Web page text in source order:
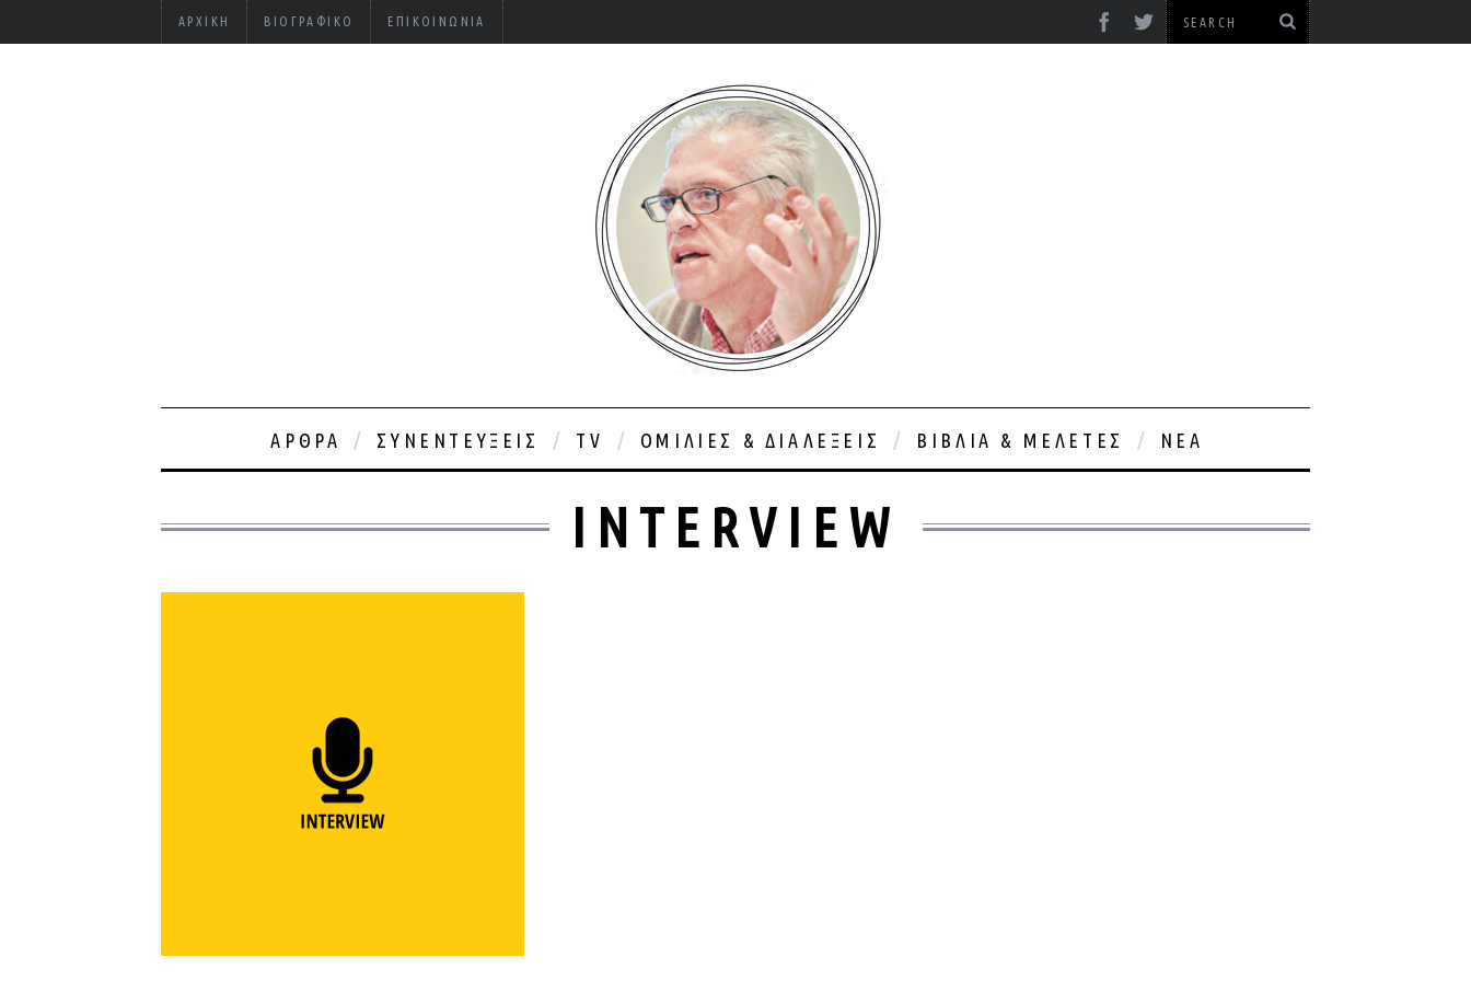
ΑΡΧΙΚΉ ΒΙΟΓΡΑΦΙΚΌ ΕΠΙΚΟΙΝΩΝΊΑ
ΆΡΘΡΑ ΣΥΝΕΝΤΕΎΞΕΙΣ TV ΟΜΙΛΊΕΣ & ΔΙΑΛΈΞΕΙΣ ΒΙΒΛΊΑ & ΜΕΛΈΤΕΣ ΝΈΑ
INTERVIEW